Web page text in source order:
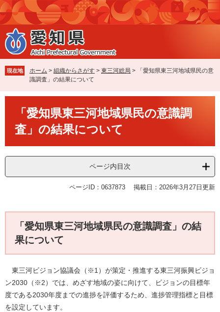
ペ
ー
ジ
の
先
で
す
メ
ニ
ュ
ー
を
ば
し
本
現在地 ホーム > 組織からさがす > 東三河総局 >
「愛知県東三河地域県民の意
識調査」の結果について
「愛知県東三河地域県民の意識調
査」の結果について
ページ内目次
ページID：0637873 掲載日：2026年3月27日更新
「愛知県東三河地域県民の意識調査」の結
果について
東三河ビジョン協議会（※1）が策定・推進する東三河振興ビジョ
ン2030（※2）では、めざす地域の姿に向けて、ビジョンの目標年
度である2030年度までの進捗を評価するため、進捗管理指標と目標
を設定しています。